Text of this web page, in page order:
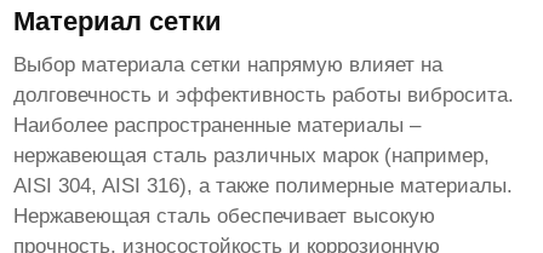
Материал сетки
Выбор материала сетки напрямую влияет на
долговечность и эффективность работы вибросита.
Наиболее распространенные материалы –
нержавеющая сталь различных марок (например,
AISI 304, AISI 316), а также полимерные материалы.
Нержавеющая сталь обеспечивает высокую
прочность, износостойкость и коррозионную